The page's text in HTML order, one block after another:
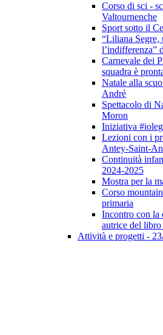
Corso di sci -
Valtournenche
Sport sotto il
“Liliana Segre,
l’indifferenza”
Carnevale dei
squadra è
Natale alla
André
Spettacolo di
Moron
Iniziativa
Lezioni con i
Antey-Saint-
Continuità
2024-2025
Mostra per la
Corso
primaria
Incontro con la
autrice del
Attività e progetti -